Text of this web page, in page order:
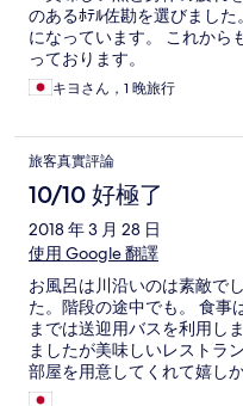
のあるﾎﾃﾙ佐勘を選びまし
になっています。 これから
っております。
キヨさん，1 晚旅行
旅客真實評論
10/10 好極了
2018 年 3 月 28 日
使用 Google 翻譯
お風呂は川沿いのは素敵で
た。階段の途中でも。 食事
までは送迎用バスを利用し
ましたが美味しいレストラ
部屋を用意してくれて嬉し
さが素晴らしい。